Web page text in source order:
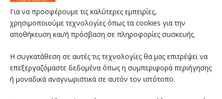
Για να προσφέρουμε τις καλύτερες εμπειρίες,
χρησιμοποιούμε τεχνολογίες όπως τα cookies για την
αποθήκευση και/ή πρόσβαση σε πληροφορίες συσκευής.
Η συγκατάθεση σε αυτές τις τεχνολογίες θα μας επιτρέψει να
επεξεργαζόμαστε δεδομένα όπως η συμπεριφορά περιήγησης
ή μοναδικά αναγνωριστικά σε αυτόν τον ιστότοπο.